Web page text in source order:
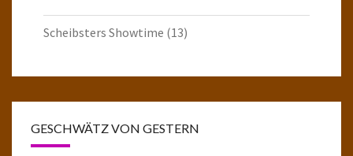
Scheibsters Showtime (13)
GESCHWÄTZ VON GESTERN